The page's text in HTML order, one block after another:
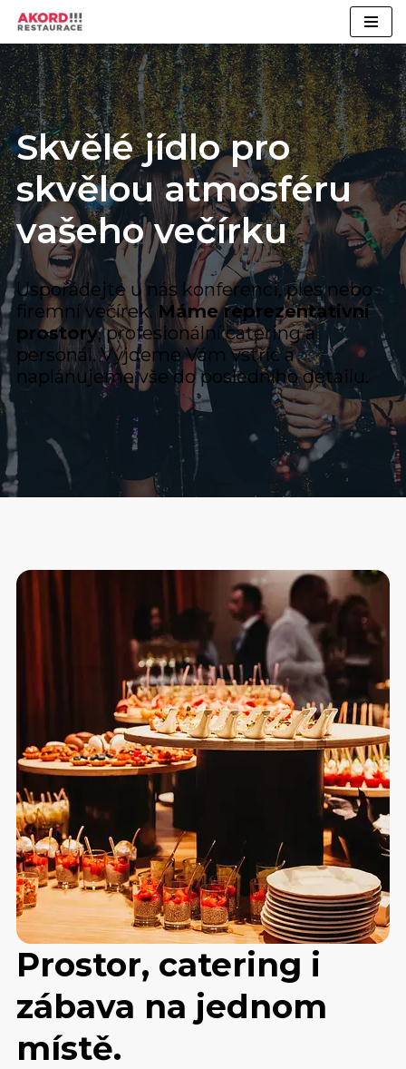
Přeskočit
na
obsah
Skvělé jídlo pro
skvělou atmosféru
vašeho večírku
Uspořádejte u nás konferenci, ples nebo
firemní večírek. Máme reprezentativní
prostory, profesionální catering a
personál. Vyjdeme Vám vstříc a
naplánujeme vše do posledního detailu.
Prostor, catering i
zábava na jednom
místě.